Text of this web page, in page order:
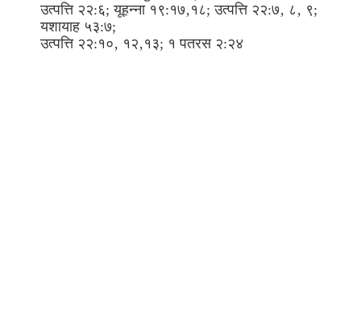
उत्पत्ति २२:६; यूहन्ना १९:१७‚१८; उत्पत्ति २२:७‚ ८‚ ९;
यशायाह ५३:७;
उत्पत्ति २२:१०‚ १२‚१३; १ पतरस २:२४